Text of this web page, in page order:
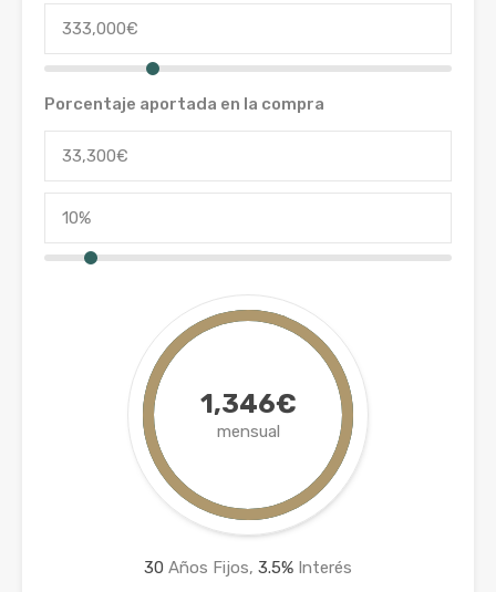
Porcentaje aportada en la compra
1,346€
mensual
30 Años Fijos, 3.5% Interés